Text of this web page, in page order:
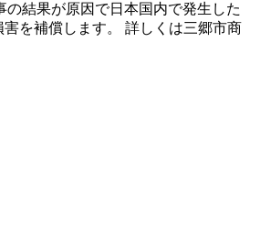
結果が原因で日本国内で発生した
を補償します。 詳しくは三郷市商